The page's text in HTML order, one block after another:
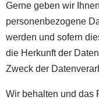
Gerne geben wir
personenbezogene
werden und sofern
die Herkunft der
Zweck der
Wir behalten und das